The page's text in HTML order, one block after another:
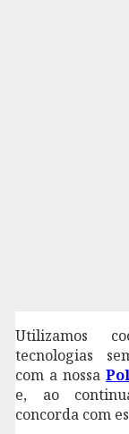
Utilizamos
tecnologias
com a nossa
e, ao
concorda com